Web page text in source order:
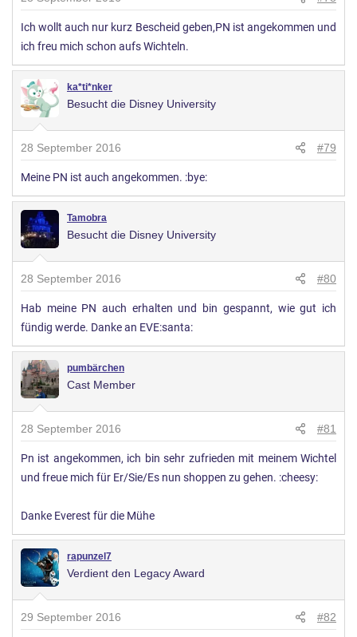
Ich wollt auch nur kurz Bescheid geben,PN ist angekommen und
ich freu mich schon aufs Wichteln.
ka*ti*nker
Besucht die Disney University
28 September 2016 #79
Meine PN ist auch angekommen. :bye:
Tamobra
Besucht die Disney University
28 September 2016 #80
Hab meine PN auch erhalten und bin gespannt, wie gut ich
fündig werde. Danke an EVE:santa:
pumbärchen
Cast Member
28 September 2016 #81
Pn ist angekommen, ich bin sehr zufrieden mit meinem Wichtel
und freue mich für Er/Sie/Es nun shoppen zu gehen. :cheesy:
Danke Everest für die Mühe
rapunzel7
Verdient den Legacy Award
29 September 2016 #82